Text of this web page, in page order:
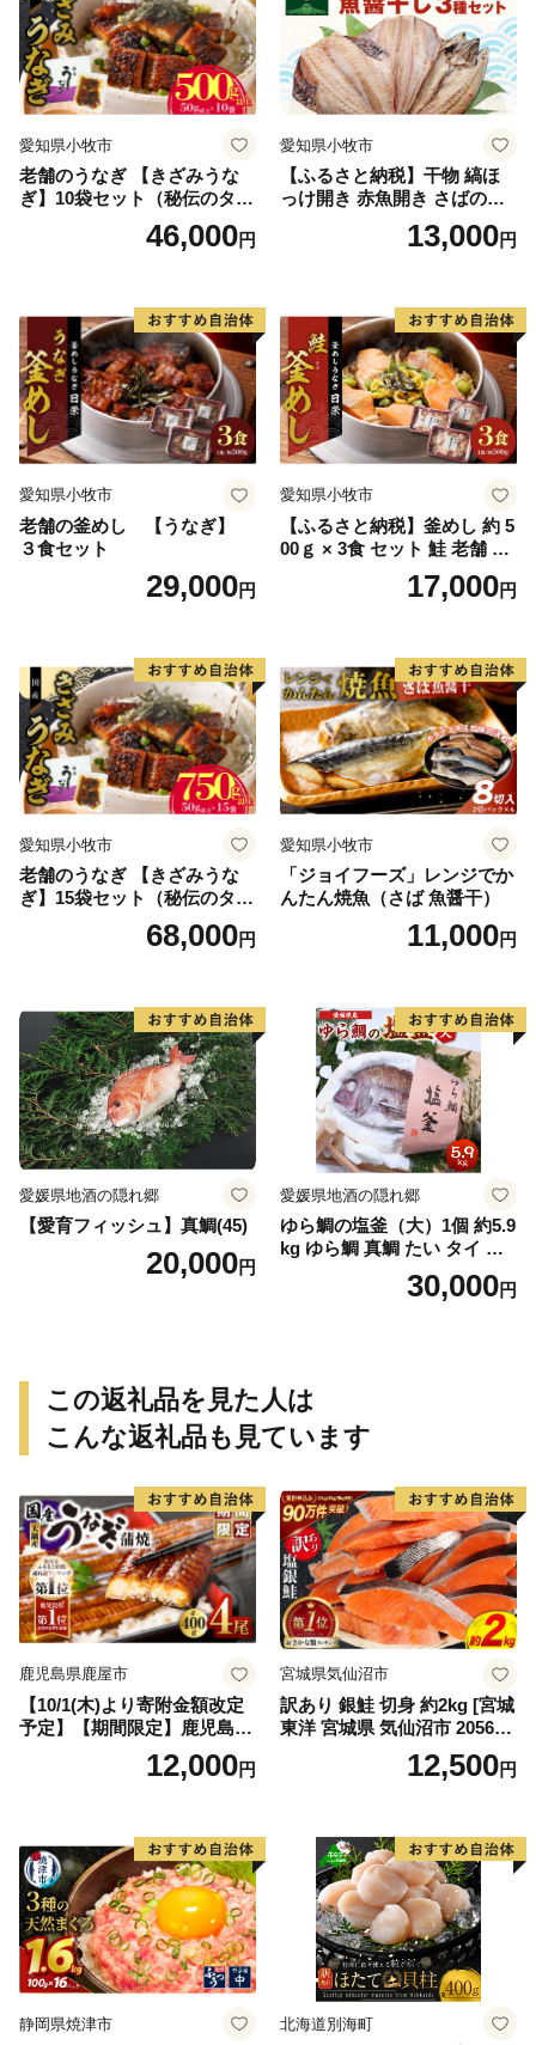
愛知県小牧市
老舗のうなぎ 【きざみうな
ぎ】10袋セット（秘伝のタレ
46,000円
愛知県小牧市
【ふるさと納税】干物 縞ほ
っけ開き 赤魚開き さばの開
き 魚醤干し 3種 セット 詰め
合わせ 魚 おかず 肉厚 おいし
取り寄せグルメ 魚醤 ナンプ
ラー 愛知県 小牧市 冷凍 送料
無料
13,000円
愛知県小牧市
老舗の釜めし 【うなぎ】
３食セット
29,000円
愛知県小牧市
【ふるさと納税】釜めし 約 5
00ｇ × 3食 セット 鮭 老舗 急
速冷凍 レンチン 時短 簡単調
理 食品 加工品 海鮮 手作り
り寄せグルメ 愛知県 小牧市
送料無料
17,000円
愛知県小牧市
老舗のうなぎ 【きざみうな
ぎ】15袋セット（秘伝のタレ
68,000円
愛知県小牧市
「ジョイフーズ」レンジでか
んたん焼魚（さば 魚醤干）
11,000円
愛媛県地酒の隠れ郷
【愛育フィッシュ】真鯛(45)
20,000円
愛媛県地酒の隠れ郷
ゆら鯛の塩釜（大）1個 約5.9
kg ゆら鯛 真鯛 たい タイ 鯛
塩釜焼き 塩釜 魚 魚介類 海鮮
祝い事 お祝い ハレの日 食品
30,000円
この返礼品を見た人は
こんな返礼品も見ています
鹿児島県鹿屋市
【10/1(木)より寄附金額改定
予定】【期間限定】鹿児島県
大隅産うなぎ蒲焼4尾（400
g） KN007-02312,000円
宮城県気仙沼市
訳あり 銀鮭 切身 約2kg [宮城
東洋 宮城県 気仙沼市 205649
91] 鮭 魚介類 海鮮 訳アリ 規
格外 不揃い さけ サケ 鮭切身
切り身 魚 わけあり
12,500円
静岡県焼津市 北海道別海町